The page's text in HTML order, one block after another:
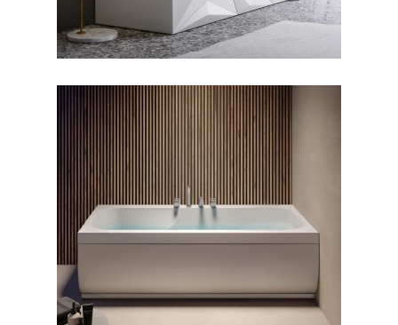
جکوزی سابرینا